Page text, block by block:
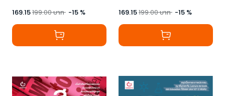
169.15199.00บาท -15 % 169.15199.00บาท -15 %